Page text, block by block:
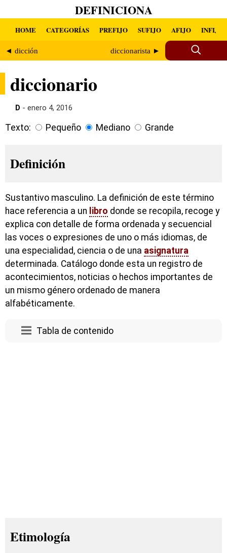
DEFINICIONA
HOME CATEGORÍAS PREFIJO SUFIJO AFIJO INFIJO
◄ dicción diccionarista ►
diccionario
D - enero 4, 2016
Texto: Pequeño Mediano Grande
Definición
Sustantivo masculino. La definición de este término
hace referencia a un libro donde se recopila, recoge y
explica con detalle de forma ordenada y secuencial
las voces o expresiones de uno o más idiomas, de
una especialidad, ciencia o de una asignatura
determinada. Catálogo donde esta un registro de
acontecimientos, noticias o hechos importantes de
un mismo género ordenado de manera
alfabéticamente.
Tabla de contenido
Etimología